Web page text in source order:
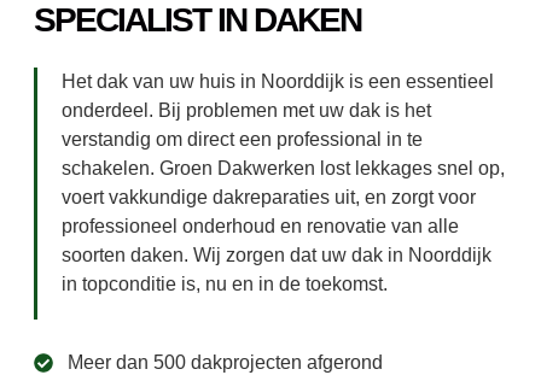
SPECIALIST IN DAKEN
Het dak van uw huis in Noorddijk is een essentieel
onderdeel. Bij problemen met uw dak is het
verstandig om direct een professional in te
schakelen. Groen Dakwerken lost lekkages snel op,
voert vakkundige dakreparaties uit, en zorgt voor
professioneel onderhoud en renovatie van alle
soorten daken. Wij zorgen dat uw dak in Noorddijk
in topconditie is, nu en in de toekomst.
Meer dan 500 dakprojecten afgerond